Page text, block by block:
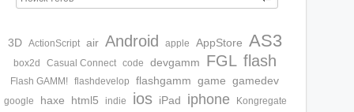
3D ActionScript air Android apple AppStore AS3
box2d Casual Connect code devgamm FGL flash
Flash GAMM! flashdevelop flashgamm game gamedev
google haxe html5 indie ios iPad iphone
Kongregate